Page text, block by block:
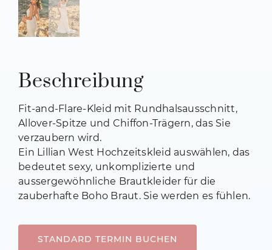
Beschreibung
Fit-and-Flare-Kleid mit Rundhalsausschnitt,
Allover-Spitze und Chiffon-Trägern, das Sie
verzaubern wird.
Ein Lillian West Hochzeitskleid auswählen, das
bedeutet sexy, unkomplizierte und
aussergewöhnliche Brautkleider für die
zauberhafte Boho Braut. Sie werden es fühlen.
STANDARD TERMIN BUCHEN